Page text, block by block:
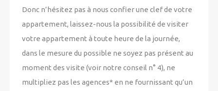
Donc n’hésitez pas à nous confier une clef de votre
appartement, laissez-nous la possibilité de visiter
votre appartement à toute heure de la journée,
dans le mesure du possible ne soyez pas présent au
moment des visite (voir notre conseil n° 4), ne
multipliez pas les agences* en ne fournissant qu’un